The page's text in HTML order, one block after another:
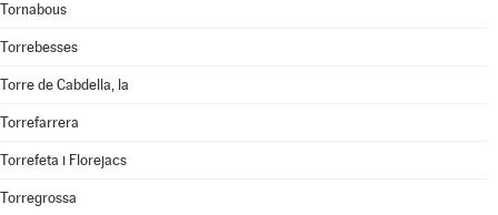
Tornabous
Torrebesses
Torre de Cabdella, la
Torrefarrera
Torrefeta i Florejacs
Torregrossa